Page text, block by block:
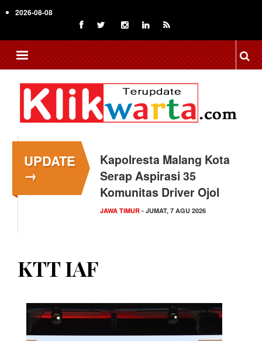
to
content
2026-08-08
UPDATE
→
Kapolresta Malang Kota
Serap Aspirasi 35
Komunitas Driver Ojol
JAWA TIMUR - JUMAT, 7 AGU 2026
KTT IAF